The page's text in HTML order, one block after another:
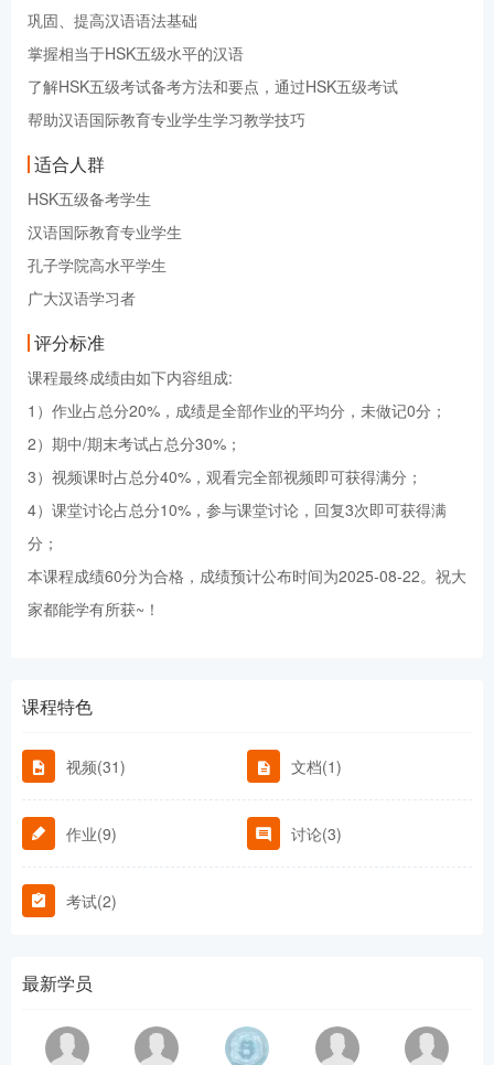
巩固、提高汉语语法基础
掌握相当于HSK五级水平的汉语
了解HSK五级考试备考方法和要点，通过HSK五级考试
帮助汉语国际教育专业学生学习教学技巧
适合人群
HSK五级备考学生
汉语国际教育专业学生
孔子学院高水平学生
广大汉语学习者
评分标准
课程最终成绩由如下内容组成:
1）作业占总分20%，成绩是全部作业的平均分，未做记0分；
2）期中/期末考试占总分30%；
3）视频课时占总分40%，观看完全部视频即可获得满分；
4）课堂讨论占总分10%，参与课堂讨论，回复3次即可获得满
分；
本课程成绩60分为合格，成绩预计公布时间为2025-08-22。祝大
家都能学有所获~！
课程特色
视频(31) 文档(1)
作业(9) 讨论(3)
考试(2)
最新学员